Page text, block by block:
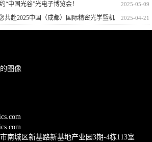
2025-05-09
“中国光谷”光电子博览会！
2025-04-21
共赴2025中国（成都）国际精密光学暨机
图像
南城区新基路新基地产业园3期-4栋113室